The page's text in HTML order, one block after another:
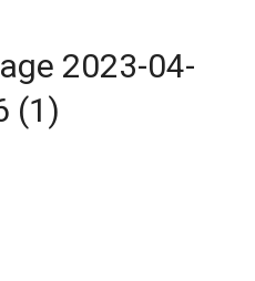
2023-04-
(1)